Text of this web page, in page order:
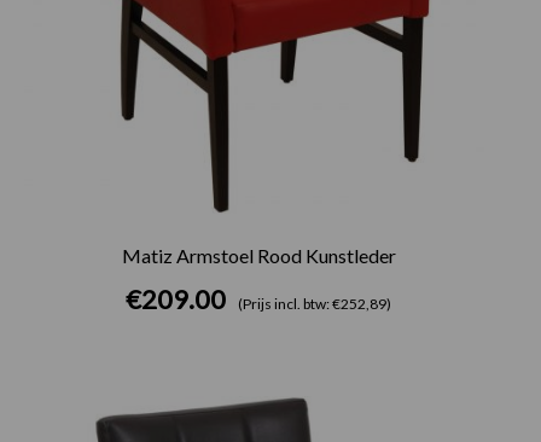
Matiz Armstoel Rood Kunstleder
€209.00 (Prijs incl. btw: €252,89)